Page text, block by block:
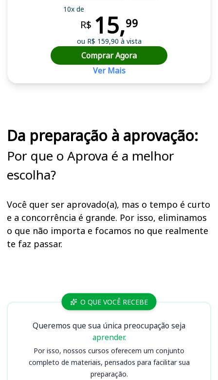
10x de
R$ 15,99
ou R$ 159,90 à vista
Comprar Agora
Ver Mais
Da preparação à aprovação:
Por que o Aprova é a melhor
escolha?
Você quer ser aprovado(a), mas o tempo é curto
e a concorrência é grande. Por isso, eliminamos
o que não importa e focamos no que realmente
te faz passar.
Cursos CRT 3ªO QUE VOCÊ RECEBE
Queremos que sua única preocupação seja
aprender.
Por isso, nossos cursos oferecem um conjunto
completo de materiais, pensados para facilitar sua
preparação.